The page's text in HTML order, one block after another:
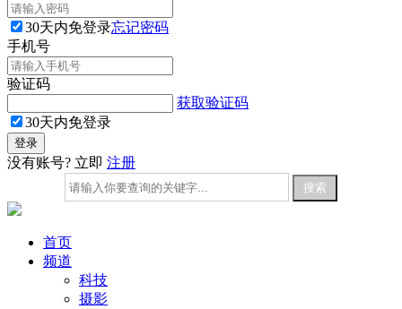
30天内免登录忘记密码
手机号
验证码
获取验证码
30天内免登录
没有账号? 立即 注册
首页
频道
科技
摄影